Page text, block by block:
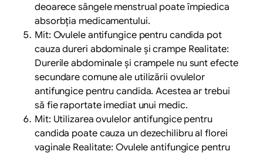
deoarece sângele menstrual poate împiedica
absorbția medicamentului.
Mit: Ovulele antifungice pentru candida pot
cauza dureri abdominale și crampe Realitate:
Durerile abdominale și crampele nu sunt efecte
secundare comune ale utilizării ovulelor
antifungice pentru candida. Acestea ar trebui
să fie raportate imediat unui medic.
Mit: Utilizarea ovulelor antifungice pentru
candida poate cauza un dezechilibru al florei
vaginale Realitate: Ovulele antifungice pentru